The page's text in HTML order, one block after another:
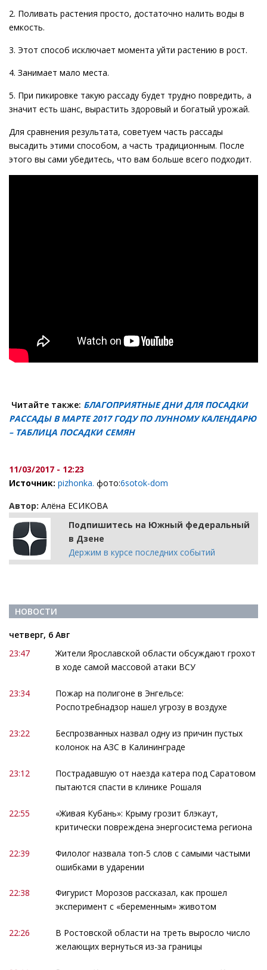
2. Поливать растения просто, достаточно налить воды в
емкость.
3. Этот способ исключает момента уйти растению в рост.
4. Занимает мало места.
5. При пикировке такую рассаду будет трудно повредить, а
значит есть шанс, вырастить здоровый и богатый урожай.
Для сравнения результата, советуем часть рассады
высадить этими способом, а часть традиционным. После
этого вы сами убедитесь, что вам больше всего подходит.
Читайте также: БЛАГОПРИЯТНЫЕ ДНИ ДЛЯ ПОСАДКИ
РАССАДЫ В МАРТЕ 2017 ГОДУ ПО ЛУННОМУ КАЛЕНДАРЮ
– ТАБЛИЦА ПОСАДКИ СЕМЯН
11/03/2017 - 12:23
Источник: pizhonka. фото:6sotok-dom
Автор: Алёна ЕСИКОВА
Подпишитесь на Южный федеральный
в Дзене
Держим в курсе последних событий
НОВОСТИ
четверг, 6 Авг
23:47
Жители Ярославской области обсуждают грохот
в ходе самой массовой атаки ВСУ
23:34
Пожар на полигоне в Энгельсе:
Роспотребнадзор нашел угрозу в воздухе
23:22
Беспрозванных назвал одну из причин пустых
колонок на АЗС в Калининграде
23:12
Пострадавшую от наезда катера под Саратовом
пытаются спасти в клинике Рошаля
22:55
«Живая Кубань»: Крыму грозит блэкаут,
критически повреждена энергосистема региона
22:39
Филолог назвала топ-5 слов с самыми частыми
ошибками в ударении
22:38
Фигурист Морозов рассказал, как прошел
эксперимент с «беременным» животом
22:26
В Ростовской области на треть выросло число
желающих вернуться из-за границы